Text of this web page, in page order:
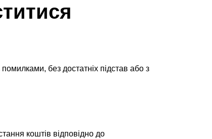
без достатніх підстав або з
коштів відповідно до